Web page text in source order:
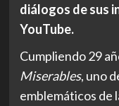
diálogos de sus
YouTube.
Cumpliendo 29
Miserables, uno
emblemáticos de